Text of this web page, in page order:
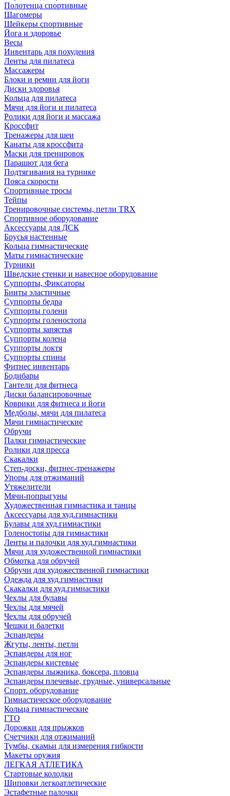
Полотенца спортивные
Шагомеры
Шейкеры спортивные
Йога и здоровье
Весы
Инвентарь для похудения
Ленты для пилатеса
Массажеры
Блоки и ремни для йоги
Диски здоровья
Кольца для пилатеса
Мячи для йоги и пилатеса
Ролики для йоги и массажа
Кроссфит
Тренажеры для шеи
Канаты для кроссфита
Маски для тренировок
Парашют для бега
Подтягивания на турнике
Пояса скорости
Спортивные тросы
Тейпы
Тренировочные системы, петли TRX
Спортивное оборудование
Аксессуары для ДСК
Брусья настенные
Кольца гимнастические
Маты гимнастические
Турники
Шведские стенки и навесное оборудование
Суппорты, Фиксаторы
Бинты эластичные
Суппорты бедра
Суппорты голени
Суппорты голеностопа
Суппорты запястья
Суппорты колена
Суппорты локтя
Суппорты спины
Фитнес инвентарь
Бодибары
Гантели для фитнеса
Диски балансировочные
Коврики для фитнеса и йоги
Медболы, мячи для пилатеса
Мячи гимнастические
Обручи
Палки гимнастические
Ролики для пресса
Скакалки
Степ-доски, фитнес-тренажеры
Упоры для отжиманий
Утяжелители
Мячи-попрыгуны
Художественная гимнастика и танцы
Аксессуары для худ.гимнастики
Булавы для худ.гимнастики
Голеностопы для гимнастики
Ленты и палочки для худ.гимнастики
Мячи для художественной гимнастики
Обмотка для обручей
Обручи для художественной гимнастики
Одежда для худ.гимнастики
Скакалки для худ.гимнастики
Чехлы для булавы
Чехлы для мячей
Чехлы для обручей
Чешки и балетки
Эспандеры
Жгуты, ленты, петли
Эспандеры для ног
Эспандеры кистевые
Эспандеры лыжника, боксера, пловца
Эспандеры плечевые, грудные, универсальные
Спорт. оборудование
Гимнастическое оборудование
Кольца гимнастические
ГТО
Дорожки для прыжков
Счетчики для отжиманий
Тумбы, скамьи для измерения гибкости
Макеты оружия
ЛЕГКАЯ АТЛЕТИКА
Стартовые колодки
Шиповки легкоатлетические
Эстафетные палочки